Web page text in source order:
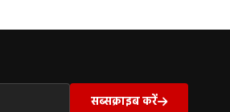
सब्सक्राइब करें